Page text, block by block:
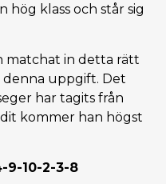
hög klass och står sig
matchat in detta rätt
uppgift. Det
har tagits från
kommer han högst
9-10-2-3-8